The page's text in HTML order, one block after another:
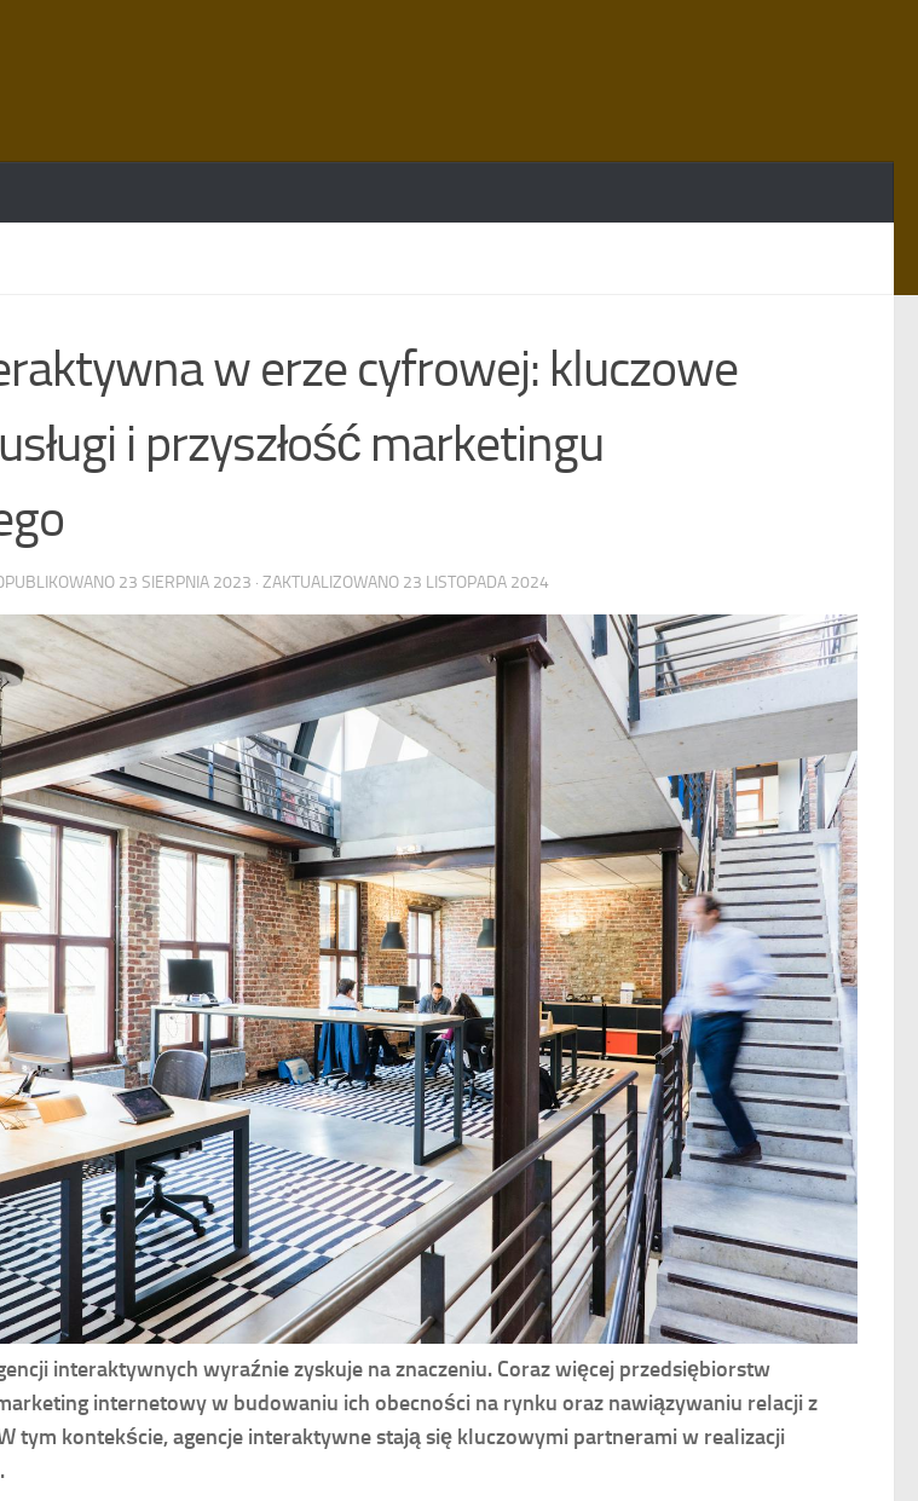
w erze cyfrowej: kluczowe
i przyszłość marketingu
23 SIERPNIA 2023 · ZAKTUALIZOWANO 23 LISTOPADA 2024
interaktywnych wyraźnie zyskuje na znaczeniu. Coraz więcej przedsiębiorstw
internetowy w budowaniu ich obecności na rynku oraz nawiązywaniu relacji z
tym kontekście, agencje interaktywne stają się kluczowymi partnerami w realizacji